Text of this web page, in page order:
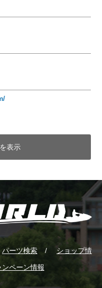
表示
パーツ検索 ショップ情
ペーン情報